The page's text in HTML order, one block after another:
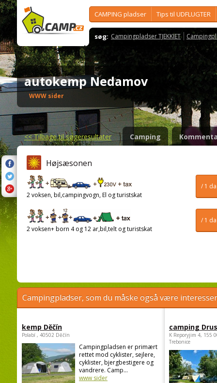
CAMPING pladser Tips til UDFLUGTER
søg: Campingpladser TJEKKIET
autokemp Nedamov
WWW sider
<<Tilbage til søgeresultater Camping
Højsæsonen
/ 1
2 voksen, bil,campingvogn, El og turistskat
/ 1
2 voksen+ born 4 og 12 ar,bil,telt og turistskat
Campingpladser, som du måske også være
kemp Děčín
Polabí , 40502 Děčín
Campingpladsen er primært
rettet mod cyklister, sejlere,
cyklister, bjergbestigere og
vandrere. Camp...
www sider
camping
K Reporyjim 4, 155
Trebonice